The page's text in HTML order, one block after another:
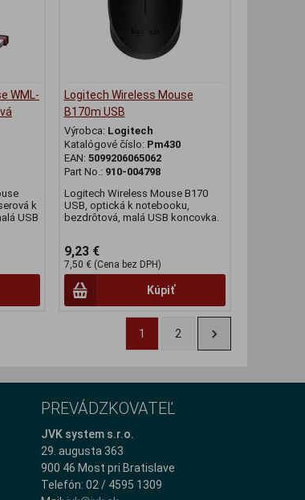
WML-
k
USB
Logitech Wireless Mouse
B170m USB
Výrobca: Logitech
Katalógové číslo: Pm430
EAN: 5099206065062
Part No.: 910-004798
Logitech Wireless Mouse B170
USB, optická k notebooku,
bezdrôtová, malá USB koncovka.
9,23 €
7,50 € (Cena bez DPH)
Kúpiť
1 2
PREVÁDZKOVATEĽ
JVK system s.r.o.
29. augusta 363
900 46 Most pri Bratislave
Telefón: 02 / 4595 1309